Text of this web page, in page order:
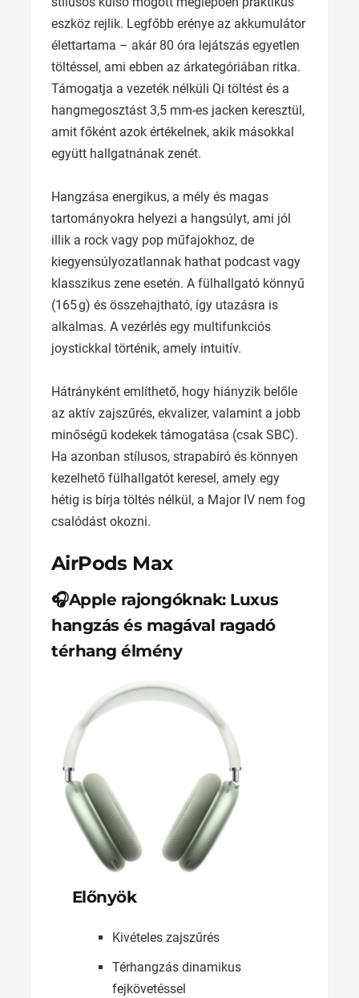
eszköz rejlik. Legfőbb erénye az akkumulátor
élettartama – akár 80 óra lejátszás egyetlen
töltéssel, ami ebben az árkategóriában ritka.
Támogatja a vezeték nélküli Qi töltést és a
hangmegosztást 3,5 mm-es jacken keresztül,
amit főként azok értékelnek, akik másokkal
együtt hallgatnának zenét.
Hangzása energikus, a mély és magas
tartományokra helyezi a hangsúlyt, ami jól
illik a rock vagy pop műfajokhoz, de
kiegyensúlyozatlannak hathat podcast vagy
klasszikus zene esetén. A fülhallgató könnyű
(165 g) és összehajtható, így utazásra is
alkalmas. A vezérlés egy multifunkciós
joystickkal történik, amely intuitív.
Hátrányként említhető, hogy hiányzik belőle
az aktív zajszűrés, ekvalizer, valamint a jobb
minőségű kodekek támogatása (csak SBC).
Ha azonban stílusos, strapabíró és könnyen
kezelhető fülhallgatót keresel, amely egy
hétig is bírja töltés nélkül, a Major IV nem fog
csalódást okozni.
AirPods Max
🎧Apple rajongóknak: Luxus
hangzás és magával ragadó
térhang élmény
Előnyök
Kivételes zajszűrés
Térhangzás dinamikus
fejkövetéssel